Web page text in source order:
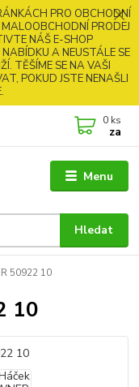
PRO OBCHODNÍ
PRODEJ
NÁŠ E-SHOP
A NEUSTÁLE SE
TĚŠÍME SE NA VAŠI
POKUD JSTE NENAŠLI
Menu
Hledat
0 ks
za
50922 10
10